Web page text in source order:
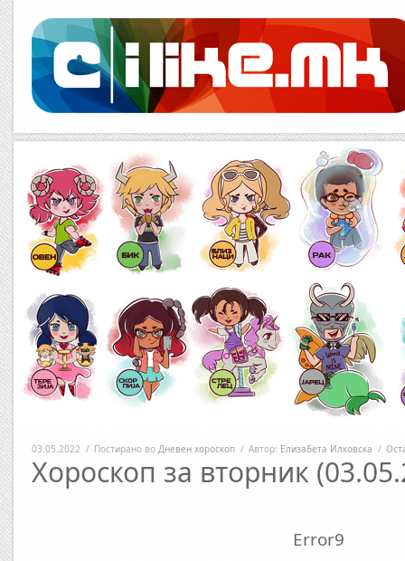
03.05.2022 / Постирано во Дневен хороскоп / Автор: Елизабета Илковска /
Хороскоп за вторник
Error9